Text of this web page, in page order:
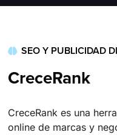
SEO Y PUBLICIDAD
CreceRank
CreceRank es una
online de marcas y